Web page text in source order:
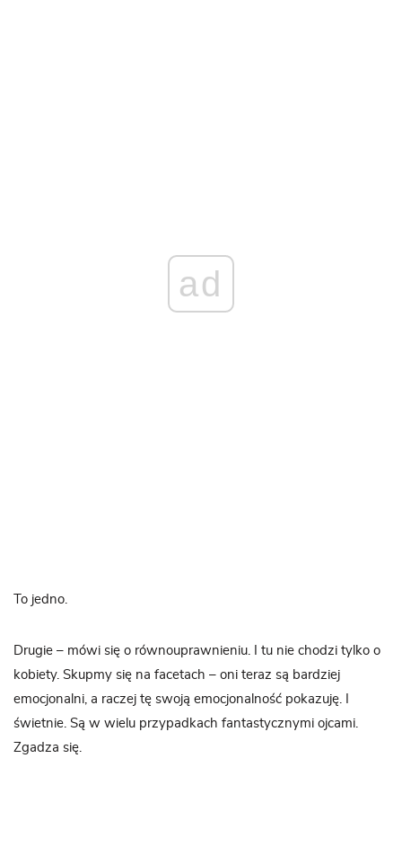
ad
To jedno.
Drugie – mówi się o równouprawnieniu. I tu nie chodzi tylko o
kobiety. Skupmy się na facetach – oni teraz są bardziej
emocjonalni, a raczej tę swoją emocjonalność pokazuję. I
świetnie. Są w wielu przypadkach fantastycznymi ojcami.
Zgadza się.